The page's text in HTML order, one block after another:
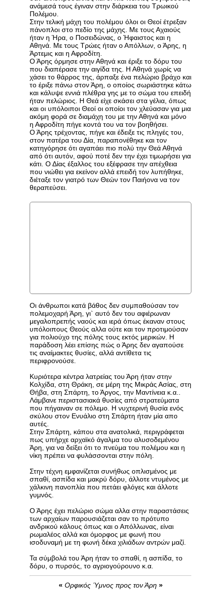
ανάμεσά τους έγιναν στην διάρκεια του Τρωικού
Πολέμου.
Στην τελική μάχη του πολέμου όλοι οι Θεοί έτρεξαν
πάνοπλοι στο πεδίο της μάχης. Με τους Αχαιούς
ήταν η Ήρα, ο Ποσειδώνας, ο Ήφαιστος και η
Αθηνά. Με τους Τρώες ήταν ο Απόλλων, ο Άρης, η
Άρτεμις και η Αφροδίτη.
Ο Άρης όρμησε στην Αθηνά και έριξε το δόρυ του
που διαπέρασε την αιγίδα της. Η Αθηνά χωρίς να
χάσει το θάρρος της, άρπαξε ένα πελώριο βράχο και
το έριξε πάνω στον Άρη, ο οποίος σωριάστηκε κάτω
και κάλυψε εννιά πλέθρα γης με το σώμα του επειδή
ήταν πελώριος. Η Θεά είχε σκάσει στα γέλια, όπως
και οι υπόλοιποι Θεοί οι οποίοι τον χλεύασαν για μια
ακόμη φορά σε διαμάχη του με την Αθηνά και μόνο
η Αφροδίτη πήγε κοντά του να τον βοηθήσει.
Ο Άρης τρέχοντας, πήγε και έδειξε τις πληγές του,
στον πατέρα του Δία, παραπονέθηκε και τον
κατηγόρησε ότι αγαπάει πιο πολύ την Θεά Αθηνά
από ότι αυτόν, αφού ποτέ δεν την έχει τιμωρήσει για
κάτι. Ο Δίας έξαλλος του εξέφρασε την απέχθεια
που νιώθει για εκείνον αλλά επειδή τον λυπήθηκε,
διέταξε τον γιατρό των Θεών τον Παιήονα να τον
θεραπεύσει.
Οι άνθρωποι κατά βάθος δεν συμπαθούσαν τον
πολεμοχαρή Άρη, γι` αυτό δεν του αφιέρωναν
μεγαλοπρεπής ναούς και ιερά όπως έκαναν στους
υπόλοιπους Θεούς αλλα ούτε και τον προτιμούσαν
για πολιούχο της πόλης τους εκτός μερικών. Η
παράδοση λέει επίσης πώς ο Άρης δεν αγαπούσε
τις αναίμακτες θυσίες, αλλά αντίθετα τις
περιφρονούσε.
Κυριότερα κέντρα λατρείας του Άρη ήταν στην
Κολχίδα, στη Θράκη, σε μέρη της Μικράς Ασίας, στη
Θήβα, στη Σπάρτη, το Άργος, την Μαντίνεια κ.α..
Λάμβανε περιστασιακά θυσίες από στρατεύματα
που πήγαιναν σε πόλεμο. Η νυχτερινή θυσία ενός
σκύλου στον Ενυάλιο στη Σπάρτη ήταν μία απο
αυτές.
Στην Σπάρτη, κάπου στα ανατολικά, περιγράφεται
πως υπήρχε αρχαϊκό άγαλμα του αλυσοδεμένου
Άρη, για να δείξει ότι το πνεύμα του πολέμου και η
νίκη πρέπει να φυλάσσονται στην πόλη.
Στην τέχνη εμφανίζεται συνήθως οπλισμένος με
σπαθί, ασπίδα και μακρύ δόρυ, άλλοτε ντυμένος με
χάλκινη πανοπλία που πετάει φλόγες και άλλοτε
γυμνός.
Ο Άρης έχει πελώριο σώμα αλλα στην παραστάσεις
των αρχαίων παρουσιάζεται σαν το πρότυπο
ανδρικού κάλους όπως και ο Απόλλωνας, είναι
ρωμαλέος αλλά και όμορφος με φωνή που
ισοδυναμή με τη φωνή δέκα χιλιάδων αντρών μαζί.
Τα σύμβολά του Άρη ήταν το σπαθί, η ασπίδα, το
δόρυ, ο πυρσός, το αγριογούρουνο κ.α.
« Ορφικός Ύμνος προς τον Άρη »